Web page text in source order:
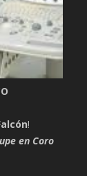
!
en Coro